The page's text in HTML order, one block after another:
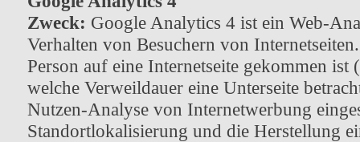
Zweck: Google Analytics 4 ist ein Web-
Verhalten von Besuchern von
Person auf eine Internetseite gekommen
welche Verweildauer eine Unterseite
Nutzen-Analyse von Internetwerbung
Standortlokalisierung und die Herstellung